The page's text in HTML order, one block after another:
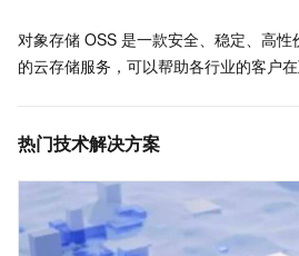
对象存储 OSS 是一款安全、稳定、高性
的云存储服务，可以帮助各行业的客户
丰富的数据处理能力更便捷地使用数据。
热门技术解决方案